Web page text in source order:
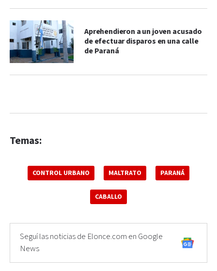
Aprehendieron a un joven acusado
de efectuar disparos en una calle
de Paraná
Temas:
CONTROL URBANO MALTRATO PARANÁ
CABALLO
Seguí las noticias de Elonce.com en Google
News